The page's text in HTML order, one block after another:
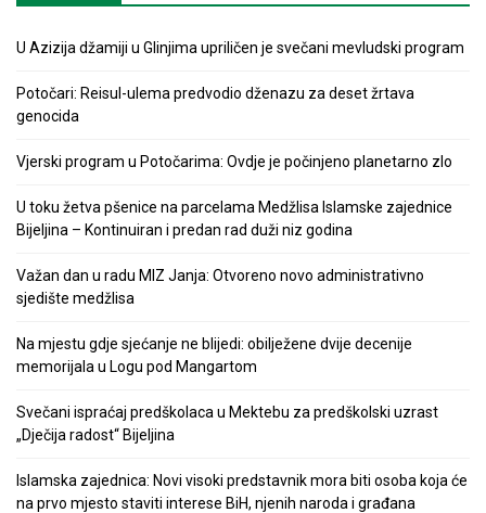
U Azizija džamiji u Glinjima upriličen je svečani mevludski program
Potočari: Reisul-ulema predvodio dženazu za deset žrtava
genocida
Vjerski program u Potočarima: Ovdje je počinjeno planetarno zlo
U toku žetva pšenice na parcelama Medžlisa Islamske zajednice
Bijeljina – Kontinuiran i predan rad duži niz godina
Važan dan u radu MIZ Janja: Otvoreno novo administrativno
sjedište medžlisa
Na mjestu gdje sjećanje ne blijedi: obilježene dvije decenije
memorijala u Logu pod Mangartom
Svečani ispraćaj predškolaca u Mektebu za predškolski uzrast
„Dječija radost“ Bijeljina
Islamska zajednica: Novi visoki predstavnik mora biti osoba koja će
na prvo mjesto staviti interese BiH, njenih naroda i građana